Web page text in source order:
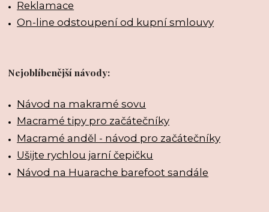
Reklamace
On-line odstoupení od kupní smlouvy
Nejoblíbenější návody:
Návod na makramé sovu
Macramé tipy pro začátečníky
Macramé anděl - návod pro začátečníky
Ušijte rychlou jarní čepičku
Návod na Huarache barefoot sandále